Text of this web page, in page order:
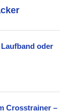
oder
Crosstrainer –